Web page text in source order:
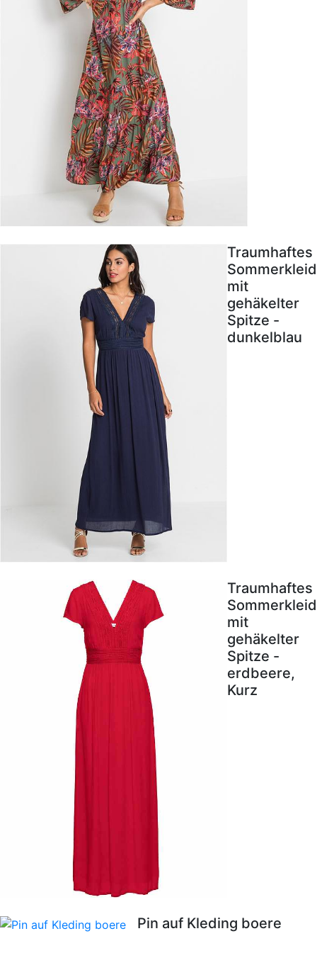
Traumhaftes
Sommerkleid
mit
gehäkelter
Spitze -
dunkelblau
Traumhaftes
Sommerkleid
mit
gehäkelter
Spitze -
erdbeere,
Kurz
Pin auf Kleding boere